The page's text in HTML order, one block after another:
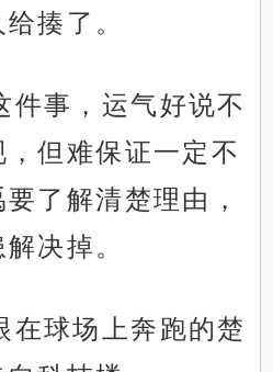
揍了。
件事，运气好说不
但难保证一定不
了解清楚理由，
决掉。
在球场上奔跑的楚